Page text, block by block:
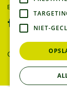
E.
GEEF UW
NIET-